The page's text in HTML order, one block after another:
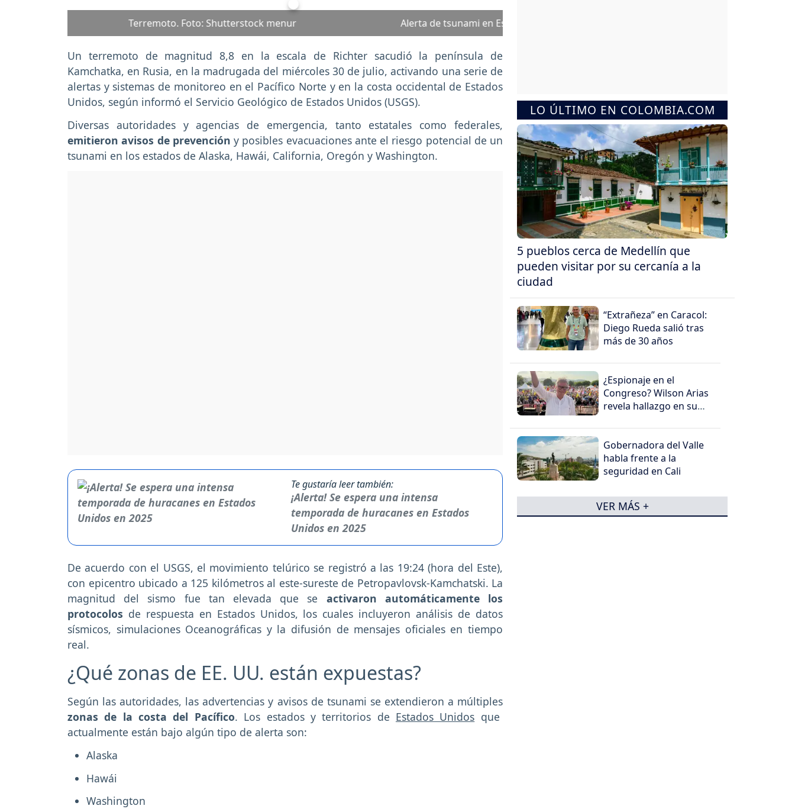
Alerta de tsunami en Estados Unidos. Foto: Shutterstock Zacarias da Mata
Un terremoto de magnitud 8,8 en la escala de Richter sacudió la península de
Kamchatka, en Rusia, en la madrugada del miércoles 30 de julio, activando una serie de
alertas y sistemas de monitoreo en el Pacífico Norte y en la costa occidental de Estados
Unidos, según informó el Servicio Geológico de Estados Unidos (USGS).
Diversas autoridades y agencias de emergencia, tanto estatales como federales,
emitieron avisos de prevención y posibles evacuaciones ante el riesgo potencial de un
tsunami en los estados de Alaska, Hawái, California, Oregón y Washington.
Te gustaría leer también:
¡Alerta! Se espera una intensa
temporada de huracanes en Estados
Unidos en 2025
De acuerdo con el USGS, el movimiento telúrico se registró a las 19:24 (hora del Este),
con epicentro ubicado a 125 kilómetros al este-sureste de Petropavlovsk-Kamchatski. La
magnitud del sismo fue tan elevada que se activaron automáticamente los
protocolos de respuesta en Estados Unidos, los cuales incluyeron análisis de datos
sísmicos, simulaciones Oceanográficas y la difusión de mensajes oficiales en tiempo
real.
¿Qué zonas de EE. UU. están expuestas?
Según las autoridades, las advertencias y avisos de tsunami se extendieron a múltiples
zonas de la costa del Pacífico. Los estados y territorios de Estados Unidos que
actualmente están bajo algún tipo de alerta son:
Alaska
Hawái
Washington
LO ÚLTIMO EN COLOMBIA.COM
5 pueblos cerca de Medellín que
pueden visitar por su cercanía a la
ciudad
“Extrañeza” en Caracol:
Diego Rueda salió tras
más de 30 años
¿Espionaje en el
Congreso? Wilson Arias
revela hallazgo en su
Gobernadora del Valle
habla frente a la
seguridad en Cali
VER MÁS +